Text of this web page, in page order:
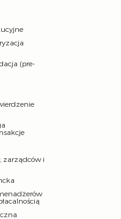
(pre-
zarządców i